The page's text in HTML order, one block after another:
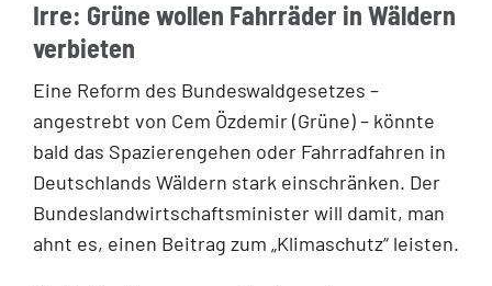
Irre: Grüne wollen Fahrräder in Wäldern
verbieten
Eine Reform des Bundeswaldgesetzes –
angestrebt von Cem Özdemir (Grüne) – könnte
bald das Spazierengehen oder Fahrradfahren in
Deutschlands Wäldern stark einschränken. Der
Bundeslandwirtschaftsminister will damit, man
ahnt es, einen Beitrag zum „Klimaschutz“ leisten.